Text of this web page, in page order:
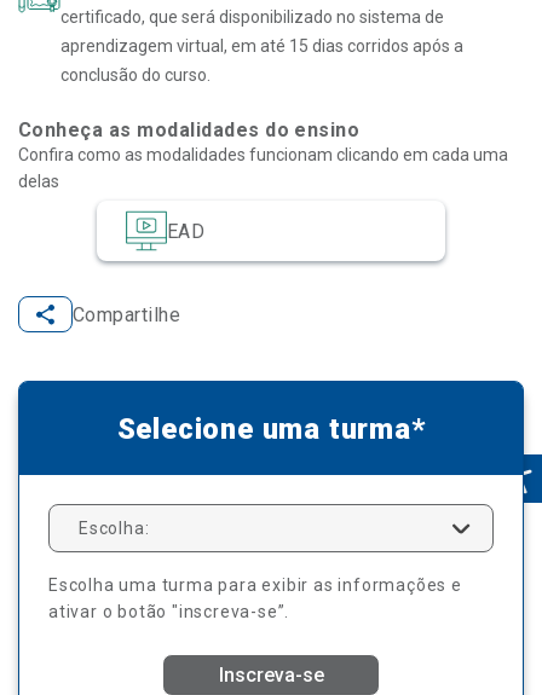
certificado, que será disponibilizado no sistema de
aprendizagem virtual, em até 15 dias corridos após a
conclusão do curso.
Conheça as modalidades do ensino
EAD
Confira como as modalidades funcionam clicando em cada uma
delas
Compartilhe
Selecione uma turma*
Escolha:
Escolha uma turma para exibir as informações e
ativar o botão "inscreva-se”.
Inscreva-se